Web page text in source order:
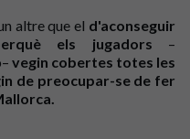
altre que el d'aconseguir
els jugadors –
vegin cobertes totes les
de preocupar-se de fer